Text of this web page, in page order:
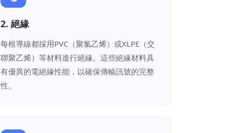
2. 絕緣
每根導線都採用PVC（聚氯乙烯）或XLPE（交
聯聚乙烯）等材料進行絕緣。這些絕緣材料具
有優異的電絕緣性能，以確保傳輸訊號的完整
性。